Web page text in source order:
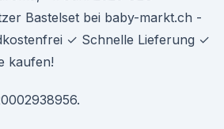
Bastelset bei baby-markt.ch -
✓ Schnelle Lieferung ✓
kaufen!